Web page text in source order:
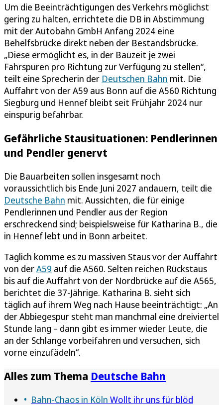
Um die Beeinträchtigungen des Verkehrs möglichst
gering zu halten, errichtete die DB in Abstimmung
mit der Autobahn GmbH Anfang 2024 eine
Behelfsbrücke direkt neben der Bestandsbrücke.
„Diese ermöglicht es, in der Bauzeit je zwei
Fahrspuren pro Richtung zur Verfügung zu stellen“,
teilt eine Sprecherin der Deutschen Bahn mit. Die
Auffahrt von der A59 aus Bonn auf die A560 Richtung
Siegburg und Hennef bleibt seit Frühjahr 2024 nur
einspurig befahrbar.
Gefährliche Stausituationen: Pendlerinnen
und Pendler genervt
Die Bauarbeiten sollen insgesamt noch
voraussichtlich bis Ende Juni 2027 andauern, teilt die
Deutsche Bahn mit. Aussichten, die für einige
Pendlerinnen und Pendler aus der Region
erschreckend sind; beispielsweise für Katharina B., die
in Hennef lebt und in Bonn arbeitet.
Täglich komme es zu massiven Staus vor der Auffahrt
von derA59 auf die A560. Selten reichen Rückstaus
bis auf die Auffahrt von der Nordbrücke auf die A565,
berichtet die 37-Jährige. Katharina B. sieht sich
täglich auf ihrem Weg nach Hause beeinträchtigt: „An
der Abbiegespur steht man manchmal eine dreiviertel
Stunde lang – dann gibt es immer wieder Leute, die
an der Schlange vorbeifahren und versuchen, sich
vorne einzufädeln“.
Alles zum Thema Deutsche Bahn
Bahn-Chaos in Köln Wollt ihr uns für blöd